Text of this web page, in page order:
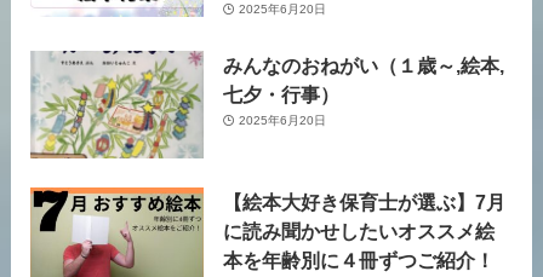
2025年6月20日
みんなのおねがい（１歳～,絵本,
七夕・行事）
2025年6月20日
【絵本大好き保育士が選ぶ】7月
に読み聞かせしたいオススメ絵
本を年齢別に４冊ずつご紹介！